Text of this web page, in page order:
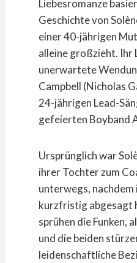
Liebesromanze
Geschichte von
einer 40-jährigen
alleine großzieht. Ihr
unerwartete
Campbell (Nicholas
24-jährigen Lead-
gefeierten Boyband
Ursprünglich war
ihrer Tochter zum
unterwegs, nachdem
kurzfristig abgesagt
sprühen die Funken,
und die beiden
leidenschaftliche